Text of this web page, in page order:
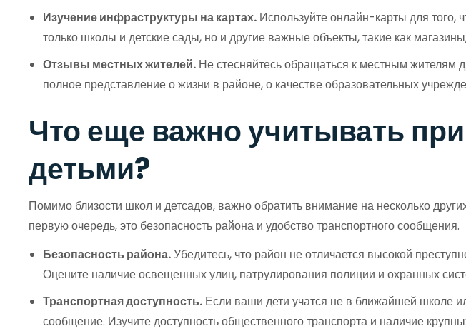
Изучение инфраструктуры на картах. Используйте онлайн-карты для того,
только школы и детские сады, но и другие важные объекты, такие как
Отзывы местных жителей. Не стесняйтесь обращаться к местным жителям
полное представление о жизни в районе, о качестве образовательных
Что еще важно учитывать
детьми?
Помимо близости школ и детсадов, важно обратить внимание на несколько
первую очередь, это безопасность района и удобство транспортного сообщения.
Безопасность района.Убедитесь, что район не отличается высокой
Оцените наличие освещенных улиц, патрулирования полиции и охранных
Транспортная доступность. Если ваши дети учатся не в ближайшей школе
сообщение. Изучите доступность общественного транспорта и наличие